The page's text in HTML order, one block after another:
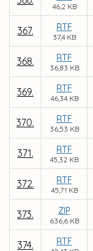
46,2 KB
367. RTF
37,4 KB
368. RTF
36,83 KB
369. RTF
46,34 KB
370. RTF
36,53 KB
371. RTF
45,32 KB
372. RTF
45,71 KB
373. ZIP
636,6 KB
374. RTF